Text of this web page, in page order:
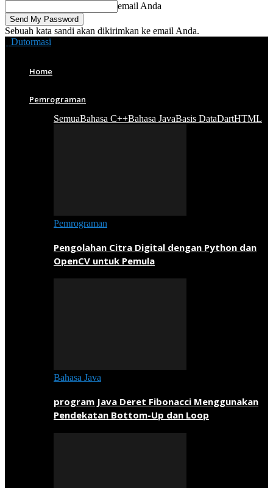
email Anda
Sebuah kata sandi akan dikirimkan ke email Anda.
Dutormasi
Home
Pemrograman
SemuaBahasa C++Bahasa JavaBasis DataDartHTML
Pemrograman
Pengolahan Citra Digital dengan Python dan
OpenCV untuk Pemula
Bahasa Java
program Java Deret Fibonacci Menggunakan
Pendekatan Bottom-Up dan Loop